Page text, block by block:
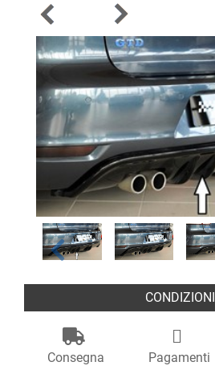
CONDIZIONI
Consegna Pagamenti